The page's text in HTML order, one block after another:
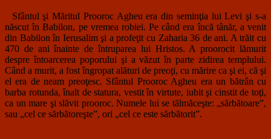
Sfântul şi Măritul Prooroc Agheu era din seminţia lui Levi şi s-a
născut în Babilon, pe vremea robiei. Pe când era încă tânăr, a venit
din Babilon în Ierusalim şi a profeţit cu Zaharia 36 de ani. A trăit cu
470 de ani înainte de întruparea lui Hristos. A proorocit lămurit
despre întoarcerea poporului şi a văzut în parte zidirea templului.
Când a murit, a fost îngropat alături de preoţi, cu mărire ca şi ei, că şi
el era de neam preoţesc. Sfântul Prooroc Agheu era un bătrân cu
barba rotunda, înalt de statura, vestit în virtute, iubit şi cinstit de toţi,
ca un mare şi slăvit prooroc. Numele lui se tălmăceşte: „sărbătoare”,
sau „cel ce sărbătoreşte”, ori „cel ce este sărbătorit”.